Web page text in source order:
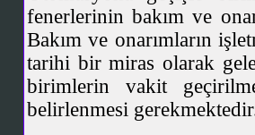
fenerlerinin bakım ve
Bakım ve onarımların
tarihi bir miras olarak
birimlerin vakit
belirlenmesi